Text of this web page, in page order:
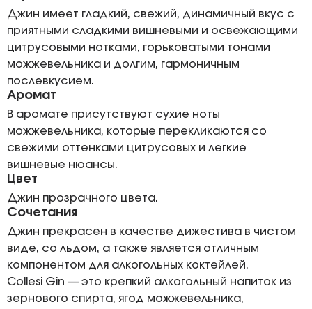
Джин имеет гладкий, свежий, динамичный вкус с
приятными сладкими вишневыми и освежающими
цитрусовыми нотками, горьковатыми тонами
можжевельника и долгим, гармоничным
послевкусием.
Аромат
В аромате присутствуют сухие ноты
можжевельника, которые перекликаются со
свежими оттенками цитрусовых и легкие
вишневые нюансы.
Цвет
Джин прозрачного цвета.
Сочетания
Джин прекрасен в качестве дижестива в чистом
виде, со льдом, а также является отличным
компонентом для алкогольных коктейлей.
Collesi Gin — это крепкий алкогольный напиток из
зернового спирта, ягод можжевельника,